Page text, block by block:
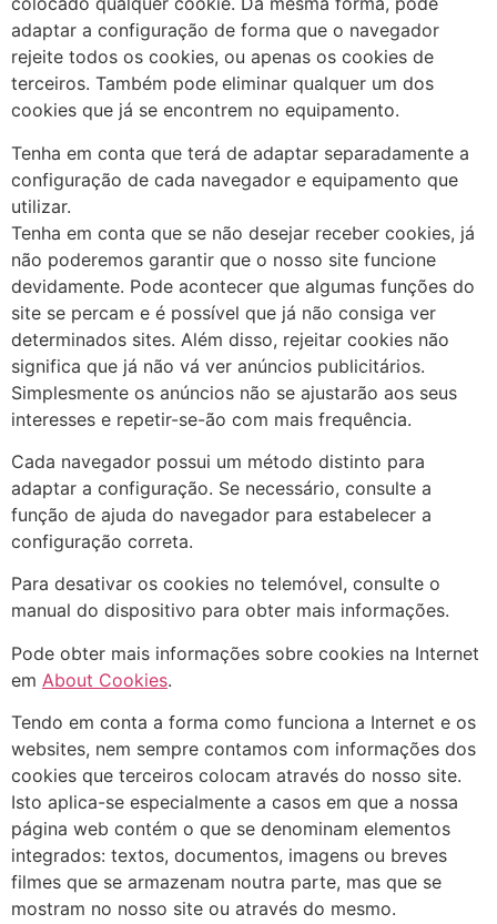
adaptar a configuração de forma que o navegador
rejeite todos os cookies, ou apenas os cookies de
terceiros. Também pode eliminar qualquer um dos
cookies que já se encontrem no equipamento.
Tenha em conta que terá de adaptar separadamente a
configuração de cada navegador e equipamento que
utilizar.
Tenha em conta que se não desejar receber cookies, já
não poderemos garantir que o nosso site funcione
devidamente. Pode acontecer que algumas funções do
site se percam e é possível que já não consiga ver
determinados sites. Além disso, rejeitar cookies não
significa que já não vá ver anúncios publicitários.
Simplesmente os anúncios não se ajustarão aos seus
interesses e repetir-se-ão com mais frequência.
Cada navegador possui um método distinto para
adaptar a configuração. Se necessário, consulte a
função de ajuda do navegador para estabelecer a
configuração correta.
Para desativar os cookies no telemóvel, consulte o
manual do dispositivo para obter mais informações.
Pode obter mais informações sobre cookies na Internet
em About Cookies.
Tendo em conta a forma como funciona a Internet e os
websites, nem sempre contamos com informações dos
cookies que terceiros colocam através do nosso site.
Isto aplica-se especialmente a casos em que a nossa
página web contém o que se denominam elementos
integrados: textos, documentos, imagens ou breves
filmes que se armazenam noutra parte, mas que se
mostram no nosso site ou através do mesmo.